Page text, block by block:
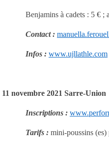
Benjamins à cadets : 5 € ;
Contact :
Infos : www.ujllathle.com
11 novembre 2021 Sarre-Union
Inscriptions :
Tarifs : mini-poussins (es)